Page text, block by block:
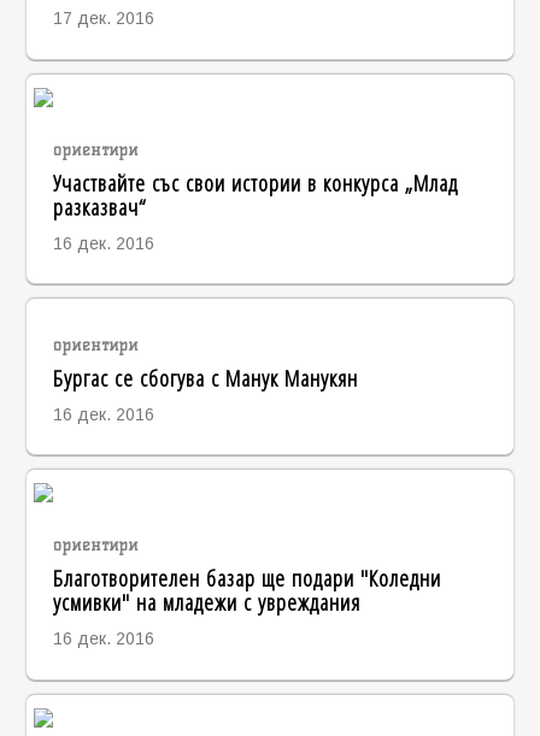
17 дек. 2016
ориентири
Участвайте със свои истории в конкурса „Млад
разказвач“
16 дек. 2016
ориентири
Бургас се сбогува с Манук Манукян
16 дек. 2016
ориентири
Благотворителен базар ще подари "Коледни
усмивки" на младежи с увреждания
16 дек. 2016